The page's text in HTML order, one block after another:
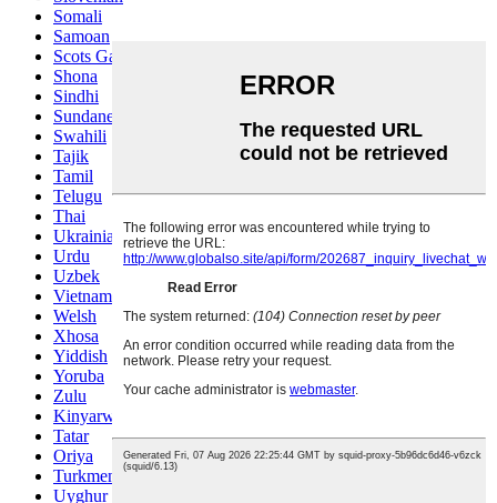
Somali
Samoan
Scots Gaelic
Shona
Sindhi
Sundanese
Swahili
Tajik
Tamil
Telugu
Thai
Ukrainian
Urdu
Uzbek
Vietnamese
Welsh
Xhosa
Yiddish
Yoruba
Zulu
Kinyarwanda
Tatar
Oriya
Turkmen
Uyghur